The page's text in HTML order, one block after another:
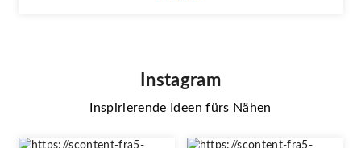
Instagram
Inspirierende Ideen fürs Nähen